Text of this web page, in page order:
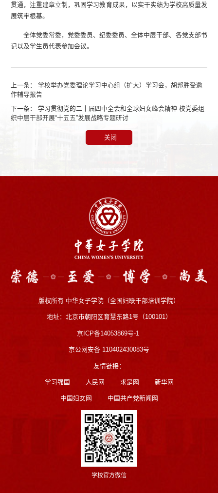
贯通，注重建章立制，巩固学习教育成果，以实干实绩为学校高质量发
展筑牢根基。
全体党委常委，党委委员、纪委委员、全体中层干部、各党支部书
记以及学生员代表参加会议。
上一条：学校举办党委理论学习中心组（扩大）学习会，胡邦胜受邀
作辅导报告
下一条：学习贯彻党的二十届四中全会和全球妇女峰会精神 校党委组
织中层干部开展“十五五”发展战略专题研讨
关闭
版权所有 中华女子学院（全国妇联干部培训学院）
地址：北京市朝阳区育慧东路1号（100101）
京ICP备14053869号-1
京公网安备 110402430083号
友情链接：
学习强国 人民网 求是网 新华网
中国妇女网 中国共产党新闻网
学校官方微信